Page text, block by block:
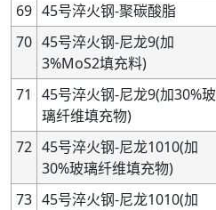
69 45号淬火钢-聚碳酸脂
70 45号淬火钢-尼龙9(加
3%MoS2填充料)
71
45号淬火钢-尼龙9(加30%玻
璃纤维填充物)
72 45号淬火钢-尼龙1010(加
30%玻璃纤维填充物)
73 45号淬火钢-尼龙1010(加